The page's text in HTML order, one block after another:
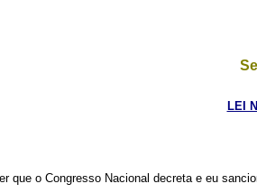
LEI
que o Congresso Nacional decreta e eu